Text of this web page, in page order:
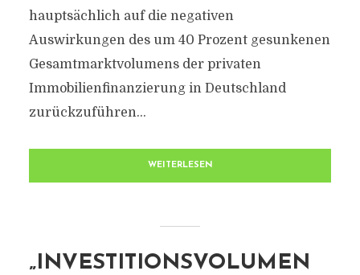
hauptsächlich auf die negativen
Auswirkungen des um 40 Prozent gesunkenen
Gesamtmarktvolumens der privaten
Immobilienfinanzierung in Deutschland
zurückzuführen...
WEITERLESEN
„INVESTITIONSVOLUMEN